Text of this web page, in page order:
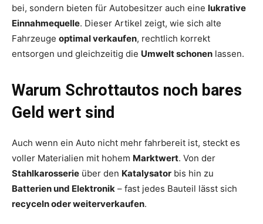
bei, sondern bieten für Autobesitzer auch eine lukrative
Einnahmequelle. Dieser Artikel zeigt, wie sich alte
Fahrzeuge optimal verkaufen, rechtlich korrekt
entsorgen und gleichzeitig die Umwelt schonen lassen.
Warum Schrottautos noch bares
Geld wert sind
Auch wenn ein Auto nicht mehr fahrbereit ist, steckt es
voller Materialien mit hohem Marktwert. Von der
Stahlkarosserie über den Katalysator bis hin zu
Batterien und Elektronik – fast jedes Bauteil lässt sich
recyceln oder weiterverkaufen.